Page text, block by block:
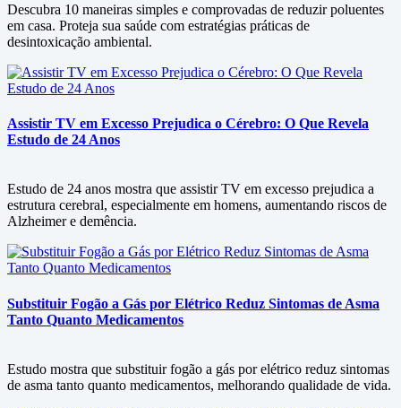
Descubra 10 maneiras simples e comprovadas de reduzir poluentes
em casa. Proteja sua saúde com estratégias práticas de
desintoxicação ambiental.
Assistir TV em Excesso Prejudica o Cérebro: O Que Revela
Estudo de 24 Anos
Estudo de 24 anos mostra que assistir TV em excesso prejudica a
estrutura cerebral, especialmente em homens, aumentando riscos de
Alzheimer e demência.
Substituir Fogão a Gás por Elétrico Reduz Sintomas de Asma
Tanto Quanto Medicamentos
Estudo mostra que substituir fogão a gás por elétrico reduz sintomas
de asma tanto quanto medicamentos, melhorando qualidade de vida.